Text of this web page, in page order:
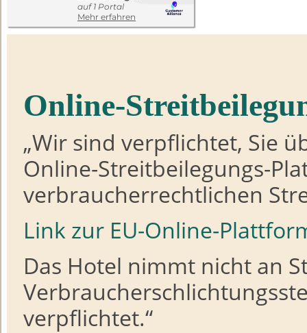
Auf den Spuren von Goethe ...
Online-
„Wir sind verpflichtet, Sie
Online-Streitbeilegungs-
verbraucherrechtlichen
Link zur EU-Online-
Das Hotel nimmt nicht an
verpflichtet.“